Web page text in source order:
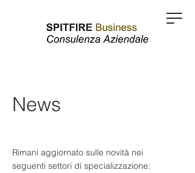
News
Rimani aggiornato sulle novità nei
seguenti settori di specializzazione: